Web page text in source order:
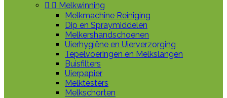
  Melkwinning
Melkmachine Reiniging
Dip en Spraymiddelen
Melkershandschoenen
Uierhygiëne en Uierverzorging
Tepelvoeringen en Melkslangen
Buisfilters
Uierpapier
Melktesters
Melkschorten